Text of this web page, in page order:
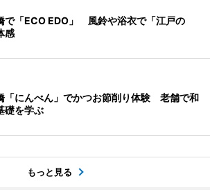
で「ECO EDO」 風鈴や浴衣で「江戸の
感
「にんべん」でかつお節削り体験 老舗で和
礎を学ぶ
もっと見る